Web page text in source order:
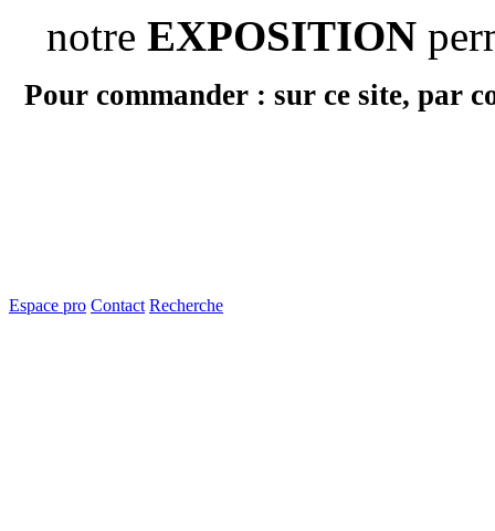
notre EXPOSITION
Pour commander : sur ce site, par
Espace pro Contact Recherche